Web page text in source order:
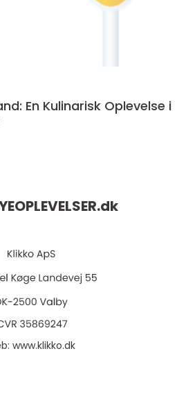
En Kulinarisk Oplevelse i
dk
www.klikko.dk